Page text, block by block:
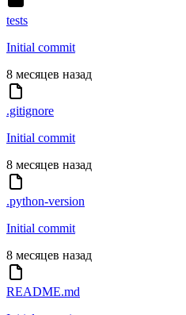
tests
Initial commit
8 месяцев назад
.gitignore
Initial commit
8 месяцев назад
.python-version
Initial commit
8 месяцев назад
README.md